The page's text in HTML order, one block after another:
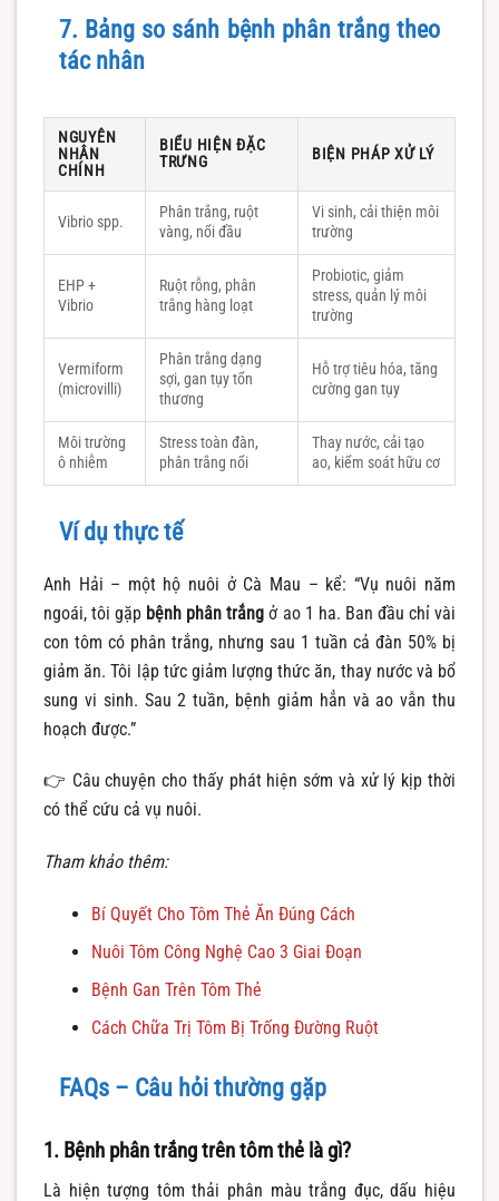
7. Bảng so sánh bệnh phân trắng theo
tác nhân
NGUYÊN
NHÂN
CHÍNH
BIỂU HIỆN ĐẶC
TRƯNG
BIỆN PHÁP XỬ LÝ
Vibrio spp.
Phân trắng, ruột
vàng, nổi đầu
Vi sinh, cải thiện môi
trường
EHP +
Vibrio
Ruột rỗng, phân
trắng hàng loạt
Probiotic, giảm
stress, quản lý môi
trường
Vermiform
(microvilli)
Phân trắng dạng
sợi, gan tụy tổn
thương
Hỗ trợ tiêu hóa, tăng
cường gan tụy
Môi trường
ô nhiễm
Stress toàn đàn,
phân trắng nổi
Thay nước, cải tạo
ao, kiểm soát hữu cơ
Ví dụ thực tế
Anh Hải – một hộ nuôi ở Cà Mau – kể: “Vụ nuôi năm
ngoái, tôi gặp bệnh phân trắng ở ao 1 ha. Ban đầu chỉ vài
con tôm có phân trắng, nhưng sau 1 tuần cả đàn 50% bị
giảm ăn. Tôi lập tức giảm lượng thức ăn, thay nước và bổ
sung vi sinh. Sau 2 tuần, bệnh giảm hẳn và ao vẫn thu
hoạch được.”
👉 Câu chuyện cho thấy phát hiện sớm và xử lý kịp thời
có thể cứu cả vụ nuôi.
Tham khảo thêm:
Bí Quyết Cho Tôm Thẻ Ăn Đúng Cách
Nuôi Tôm Công Nghệ Cao 3 Giai Đoạn
Bệnh Gan Trên Tôm Thẻ
Cách Chữa Trị Tôm Bị Trống Đường Ruột
FAQs – Câu hỏi thường gặp
1. Bệnh phân trắng trên tôm thẻ là gì?
Là hiện tượng tôm thải phân màu trắng đục, dấu hiệu